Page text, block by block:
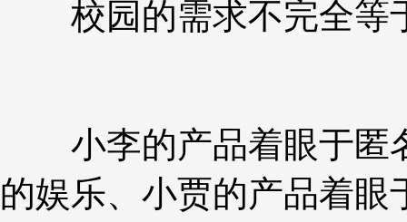
校园的需求不完全等
小李的产品着眼于匿
的娱乐、小贾的产品着